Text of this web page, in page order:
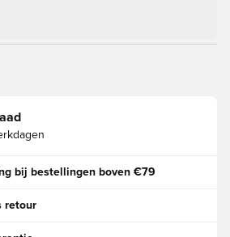
bij bestellingen boven €79
retour